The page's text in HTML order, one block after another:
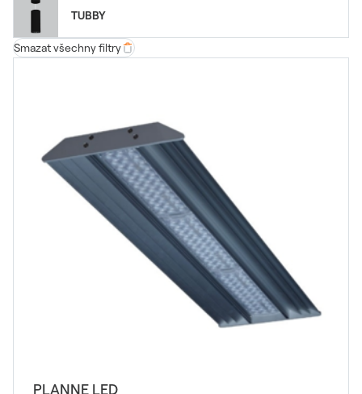
TUBBY
Smazat všechny filtry
PLANNE LED